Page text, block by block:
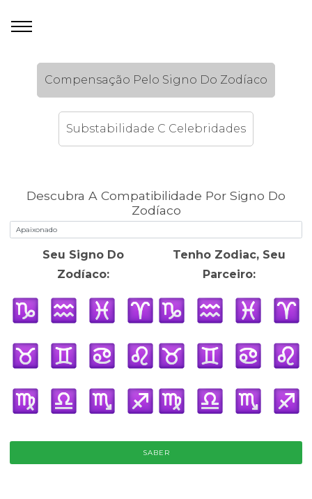
Compensação Pelo Signo Do Zodíaco
Substabilidade C Celebridades
Descubra A Compatibilidade Por Signo Do
Zodíaco
Seu Signo Do
Zodíaco:
Tenho Zodiac, Seu
Parceiro:
SABER